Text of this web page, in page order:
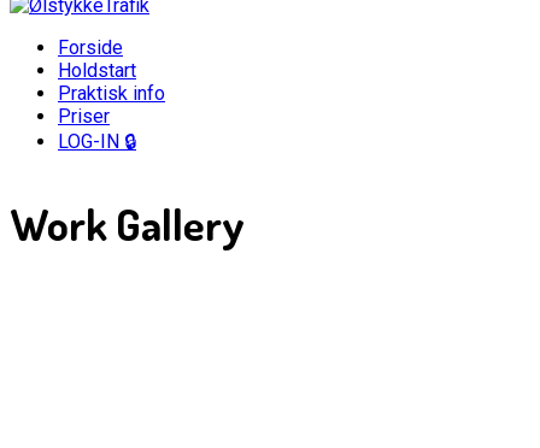
Forside
Holdstart
Praktisk info
Priser
LOG-IN 🔒
WorkGallery